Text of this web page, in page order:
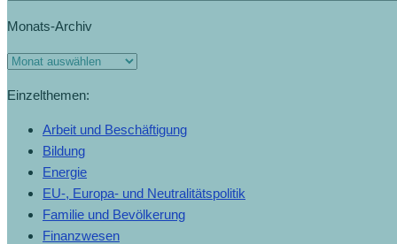
Monats-Archiv
Einzelthemen:
Arbeit und Beschäftigung
Bildung
Energie
EU-, Europa- und Neutralitätspolitik
Familie und Bevölkerung
Finanzwesen